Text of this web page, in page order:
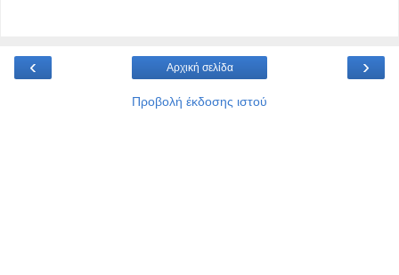
‹ ›
Αρχική σελίδα
Προβολή έκδοσης ιστού